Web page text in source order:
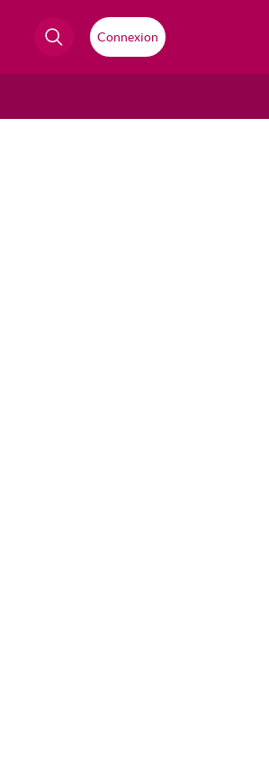
Connexion